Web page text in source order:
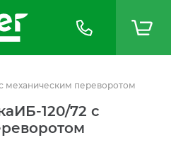
механическим переворотом
120/72 с